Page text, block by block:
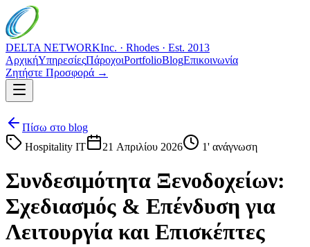
DELTA NETWORKInc. · Rhodes · Est. 2013
ΑρχικήΥπηρεσίεςΠάροχοιPortfolioBlogΕπικοινωνία
Ζητήστε Προσφορά →
Πίσω στο blog
Hospitality IT
21 Απριλίου 2026 1' ανάγνωση
Συνδεσιμότητα Ξενοδοχείων:
Σχεδιασμός & Επένδυση για
Λειτουργία και Επισκέπτες